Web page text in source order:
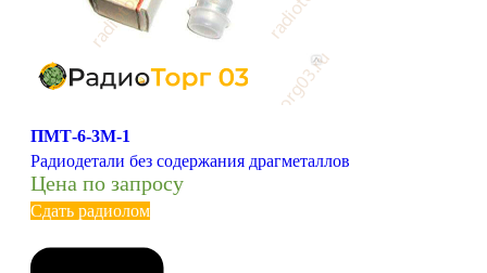
ПМТ-6-3М-1
Радиодетали без содержания драгметаллов
Цена по запросу
Сдать радиолом